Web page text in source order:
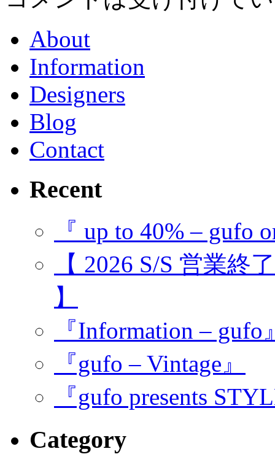
About
Information
Designers
Blog
Contact
Recent
『 up to 40% – gufo
【 2026 S/S 営業終
】
『Information – gufo
『gufo – Vintage』
『gufo presents
Category